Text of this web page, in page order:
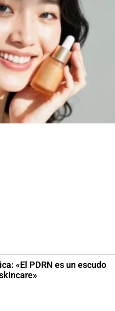
«El PDRN es un escudo